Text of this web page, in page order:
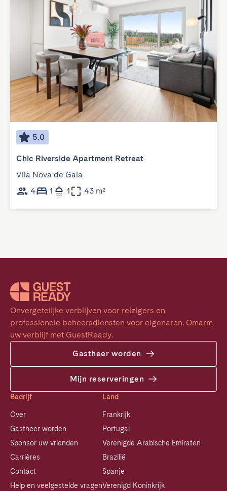
5.0
Chic Riverside Apartment Retreat
Vila Nova de Gaia
4
1 1 43 m²
Onvergetelijke verblijven voor reizigers en
professionele beheersdiensten voor eigenaren. Omarm
uw verblijf met GuestReady.
Gastheer worden
Mijn reserveringen
Bedrijf
Over
Gastheer worden
Sponsor uw vrienden
Carrières
Contact
Help en veelgestelde vragen
Land
Frankrijk
Portugal
Verenigde Arabische Emiraten
Brazilië
Spanje
Verenigd Koninkrijk